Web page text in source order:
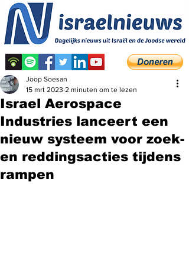
Israel Aerospace
Industries lanceert een
nieuw systeem voor zoek-
en reddingsacties tijdens
rampen
Joop Soesan
15 mrt 2023 2 minuten om te lezen